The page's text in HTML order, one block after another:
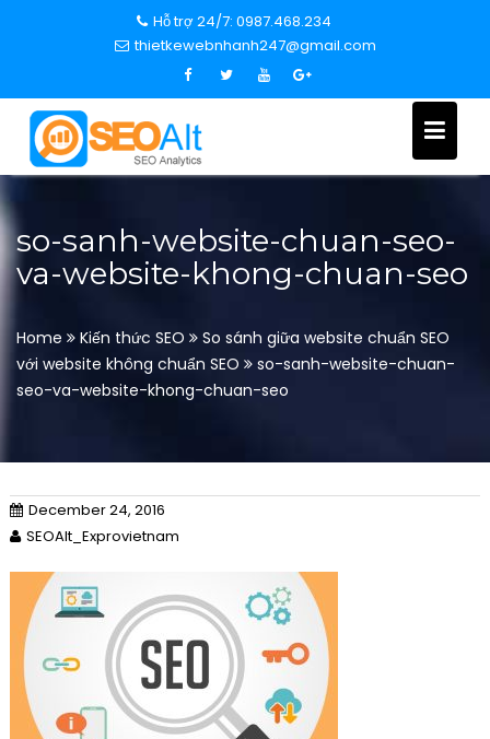
c
o
n
Hỗ trợ 24/7: 0987.468.234
thietkewebnhanh247@gmail.com
so-sanh-website-chuan-seo-
va-website-khong-chuan-seo
Home Kiến thức SEO
So sánh giữa website chuẩn SEO
với website không chuẩn SEO
so-sanh-website-chuan-
seo-va-website-khong-chuan-seo
December 24, 2016
SEOAlt_Exprovietnam